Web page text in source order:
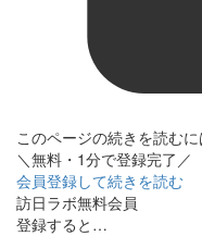
このページの続きを読む
＼無料・1分で登録完了／
会員登録して続きを読む
訪日ラボ無料会員
登録すると…